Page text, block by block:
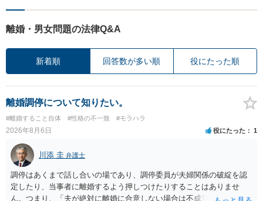
離婚・男女問題の法律Q&A
新着順 回答数が多い順 役にたった順
離婚調停について知りたい。
#離婚すること自体 #性格の不一致 #モラハラ
2026年8月6日 役にたった 1
川添 圭 弁護士
調停はあくまで話し合いの場であり、調停委員が夫婦関係の破綻を認
定したり、当事者に離婚するよう押しつけたりすることはありませ
ん。つまり、「夫が絶対に離婚に合意しない場合は不成立になり」、